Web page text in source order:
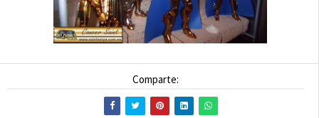
Comparte: